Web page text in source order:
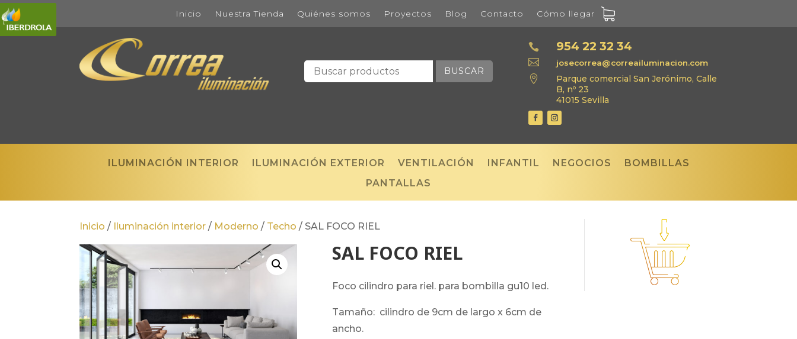
Inicio Nuestra Tienda Quiénes somos Proyectos Blog Contacto Cómo llegar
BUSCAR
 954 22 32 34
 josecorrea@correailuminacion.com

Parque comercial San Jerónimo, Calle
B, nº 23
41015 Sevilla
ILUMINACIÓN INTERIOR ILUMINACIÓN EXTERIOR VENTILACIÓN INFANTIL NEGOCIOS
BOMBILLAS
PANTALLAS
Inicio / Iluminación interior / Moderno / Techo / SAL FOCO RIEL
SAL FOCO RIEL
foco cilindro para riel. para bombilla gu10 led.
tamaño: cilindro de 9cm de largo x 6cm de
ancho.